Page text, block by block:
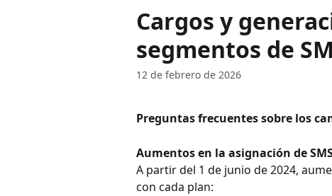
Cargos y
segmentos de
12 de febrero de 2026
Preguntas frecuentes sobre los
Aumentos en la asignación de
A partir del 1 de junio de 2024,
con cada plan: